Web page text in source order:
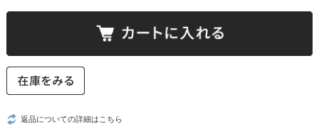
返品についての詳細はこちら